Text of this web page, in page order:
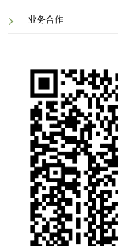
业务合作